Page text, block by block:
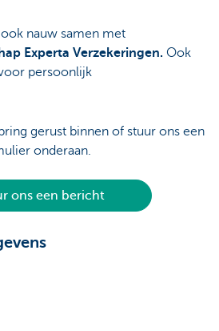
nauw samen met
Experta Verzekeringen. Ook
persoonlijk
gerust binnen of stuur ons een
onderaan.
ons een bericht